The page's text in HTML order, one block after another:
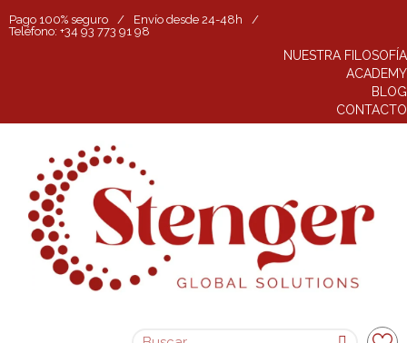
Pago 100% seguro / Envío desde 24-48h
/
Teléfono: +34 93 773 91 98
NUESTRA FILOSOFÍA
ACADEMY
BLOG
CONTACTO